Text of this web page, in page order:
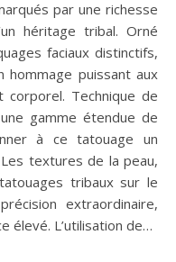
par une richesse
héritage tribal. Orné
faciaux distinctifs,
puissant aux
Technique de
gamme étendue de
à ce tatouage un
textures de la peau,
tribaux sur le
extraordinaire,
élevé. L’utilisation de…